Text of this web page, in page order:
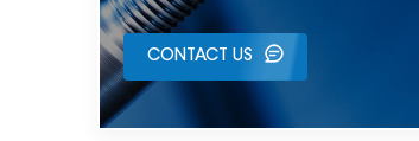
CONTACT US